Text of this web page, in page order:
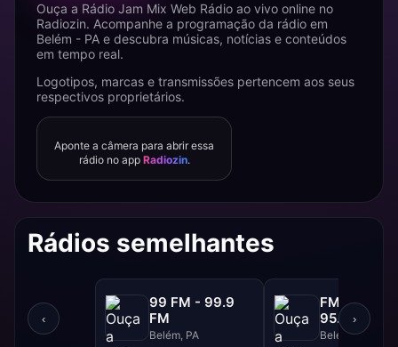
Ouça a Rádio Jam Mix Web Rádio ao vivo online no
Radiozin. Acompanhe a programação da rádio em
Belém - PA e descubra músicas, notícias e conteúdos
em tempo real.
Logotipos, marcas e transmissões pertencem aos seus
respectivos proprietários.
Aponte a câmera para abrir essa
rádio no app Radiozin.
Rádios semelhantes
‹
99 FM - 99.9
FM
Belém, PA
FM
95.9 FM
Belém, PA
›